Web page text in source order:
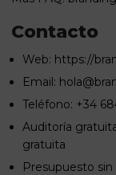
Contacto
Web: https://
Email:
Teléfono: +34
Auditoría
gratuita
Presupuesto sin